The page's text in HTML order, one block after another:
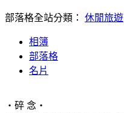
部落格全站分類： 休閒旅遊
相簿
部落格
名片
‧碎 念‧